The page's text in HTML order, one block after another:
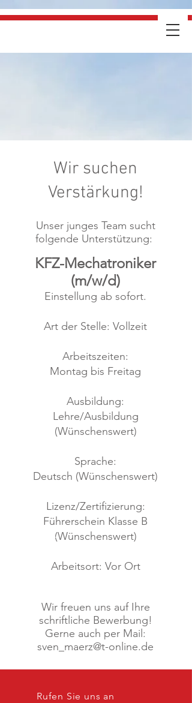
Wir suchen
Verstärkung!
Unser junges Team sucht
folgende Unterstützung:
KFZ-Mechatroniker
(m/w/d)
Einstellung ab sofort.
Art der Stelle: Vollzeit
Arbeitszeiten:
Montag bis Freitag
Ausbildung:
Lehre/Ausbildung
(Wünschenswert)
Sprache:
Deutsch (Wünschenswert)
Lizenz/Zertifizierung:
Führerschein Klasse B
(Wünschenswert)
Arbeitsort: Vor Ort
Wir freuen uns auf Ihre
schriftliche Bewerbung!
Gerne auch per Mail:
sven_maerz@t-online.de
Rufen Sie uns an